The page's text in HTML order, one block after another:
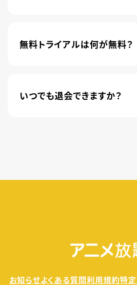
されました。
無料トライアルは何が無料？
いつでも退会できますか？
お知らせよくある質問利用規約特